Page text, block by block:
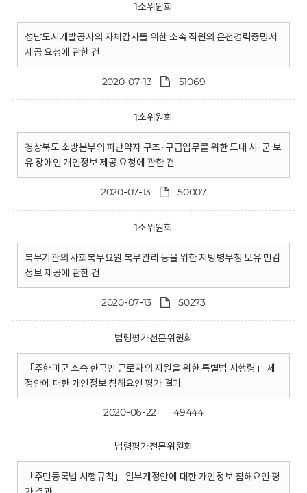
1소위원회
성남도시개발공사의 자체감사를 위한 소속 직원의 운전경력증명서
제공 요청에 관한 건
2020-07-13 51069
1소위원회
경상북도 소방본부의 피난약자 구조·구급업무를 위한 도내 시·군 보
유 장애인 개인정보 제공 요청에 관한 건
2020-07-13 50007
1소위원회
복무기관의 사회복무요원 복무관리 등을 위한 지방병무청 보유 민감
정보 제공에 관한 건
2020-07-13 50273
법령평가전문위원회
「주한미군 소속 한국인 근로자의 지원을 위한 특별법 시행령」 제
정안에 대한 개인정보 침해요인 평가 결과
2020-06-22 49444
법령평가전문위원회
「주민등록법 시행규칙」 일부개정안에 대한 개인정보 침해요인 평